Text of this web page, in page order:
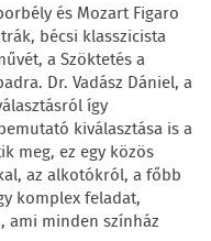
és Mozart Figaro
bécsi klasszicista
a Szöktetés a
Dr. Vadász Dániel, a
így
kiválasztása is a
meg, ez egy közös
az alkotókról, a főbb
komplex feladat,
ami minden színház